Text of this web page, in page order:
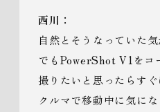
西川：
自然とそうなっていた
でもPowerShot V1をコ
撮りたいと思ったらすぐ
クルマで移動中に気に